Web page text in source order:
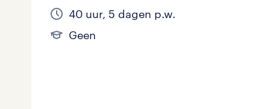
40 uur, 5 dagen p.w.
Geen